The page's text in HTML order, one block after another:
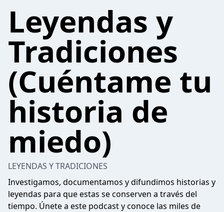
Leyendas y
Tradiciones
(Cuéntame tu
historia de
miedo)
LEYENDAS Y TRADICIONES
Investigamos, documentamos y difundimos historias y
leyendas para que estas se conserven a través del
tiempo. Únete a este podcast y conoce las miles de